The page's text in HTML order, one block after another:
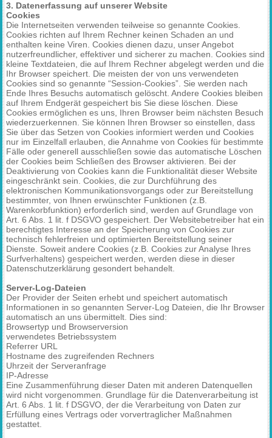
3. Datenerfassung auf unserer Website
Cookies
Die Internetseiten verwenden teilweise so genannte Cookies.
Cookies richten auf Ihrem Rechner keinen Schaden an und
enthalten keine Viren. Cookies dienen dazu, unser Angebot
nutzerfreundlicher, effektiver und sicherer zu machen. Cookies sind
kleine Textdateien, die auf Ihrem Rechner abgelegt werden und die
Ihr Browser speichert. Die meisten der von uns verwendeten
Cookies sind so genannte “Session-Cookies”. Sie werden nach
Ende Ihres Besuchs automatisch gelöscht. Andere Cookies bleiben
auf Ihrem Endgerät gespeichert bis Sie diese löschen. Diese
Cookies ermöglichen es uns, Ihren Browser beim nächsten Besuch
wiederzuerkennen. Sie können Ihren Browser so einstellen, dass
Sie über das Setzen von Cookies informiert werden und Cookies
nur im Einzelfall erlauben, die Annahme von Cookies für bestimmte
Fälle oder generell ausschließen sowie das automatische Löschen
der Cookies beim Schließen des Browser aktivieren. Bei der
Deaktivierung von Cookies kann die Funktionalität dieser Website
eingeschränkt sein. Cookies, die zur Durchführung des
elektronischen Kommunikationsvorgangs oder zur Bereitstellung
bestimmter, von Ihnen erwünschter Funktionen (z.B.
Warenkorbfunktion) erforderlich sind, werden auf Grundlage von
Art. 6 Abs. 1 lit. f DSGVO gespeichert. Der Websitebetreiber hat ein
berechtigtes Interesse an der Speicherung von Cookies zur
technisch fehlerfreien und optimierten Bereitstellung seiner
Dienste. Soweit andere Cookies (z.B. Cookies zur Analyse Ihres
Surfverhaltens) gespeichert werden, werden diese in dieser
Datenschutzerklärung gesondert behandelt.
Server-Log-Dateien
Der Provider der Seiten erhebt und speichert automatisch
Informationen in so genannten Server-Log Dateien, die Ihr Browser
automatisch an uns übermittelt. Dies sind:
Browsertyp und Browserversion
verwendetes Betriebssystem
Referrer URL
Hostname des zugreifenden Rechners
Uhrzeit der Serveranfrage
IP-Adresse
Eine Zusammenführung dieser Daten mit anderen Datenquellen
wird nicht vorgenommen. Grundlage für die Datenverarbeitung ist
Art. 6 Abs. 1 lit. f DSGVO, der die Verarbeitung von Daten zur
Erfüllung eines Vertrags oder vorvertraglicher Maßnahmen
gestattet.